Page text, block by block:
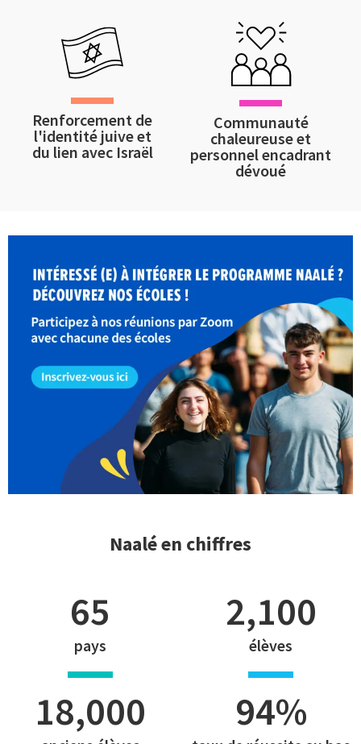
Renforcement de
l'identité juive et
du lien avec Israël
Communauté
chaleureuse et
personnel encadrant
dévoué
Naalé en chiffres
pays
65
élèves
2,100
18,000 94%